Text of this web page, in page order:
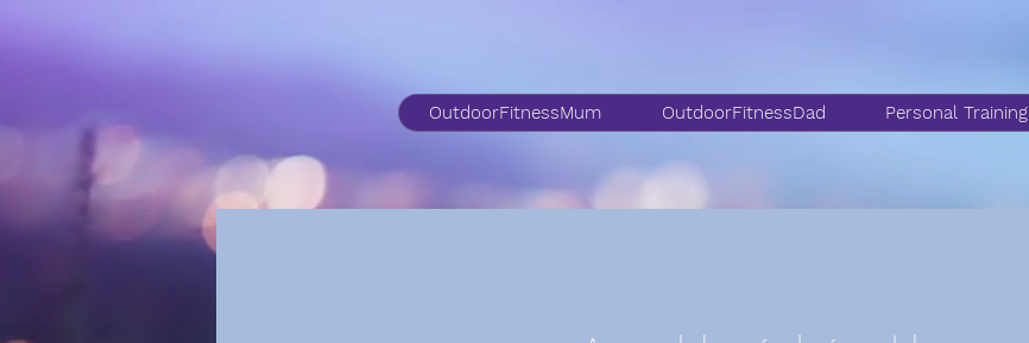
OutdoorFitnessMum OutdoorFitnessDad Personal Training